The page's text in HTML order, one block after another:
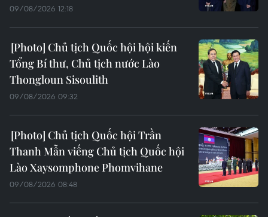
09/08/2026 12:18
Chủ tịch Quốc hội hội kiến
Tổng Bí thư, Chủ tịch nước Lào
Thongloun Sisoulith
09/08/2026 09:32
Chủ tịch Quốc hội Trần
Thanh Mẫn viếng Chủ tịch Quốc hội
Lào Xaysomphone Phomvihane
09/08/2026 08:48